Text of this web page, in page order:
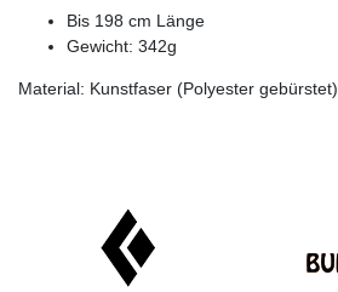
Bis 198 cm Länge
Gewicht: 342g
Material: Kunstfaser (Polyester gebürstet)